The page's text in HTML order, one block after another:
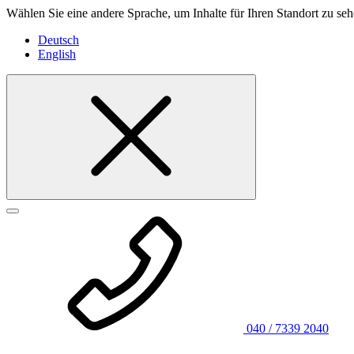
Wählen Sie eine andere Sprache, um Inhalte für Ihren Standort zu
Deutsch
English
040 / 7339 2040